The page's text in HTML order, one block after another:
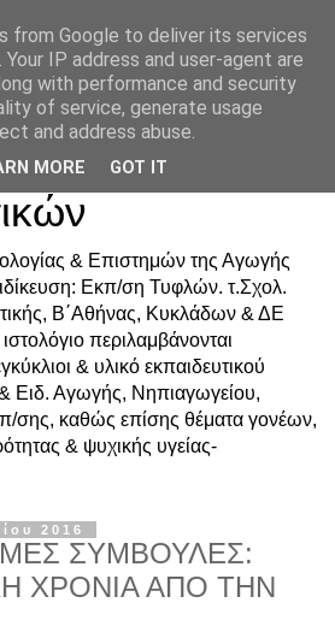
&
Γονέων &
& Επιστημών της Αγωγής
Εκπ/ση Τυφλών. τ.Σχολ.
Β΄Αθήνας, Κυκλάδων & ΔΕ
περιλαμβάνονται
& υλικό εκπαιδευτικού
Ειδ. Αγωγής, Νηπιαγωγείου,
σης, καθώς επίσης θέματα γονέων,
& ψυχικής υγείας-
2016
ΣΥΜΒΟΥΛΕΣ:
ΧΡΟΝΙΑ ΑΠΟ ΤΗΝ
from Google to deliver its services
IP address and user-agent are
with performance and security
of service, generate usage
and address abuse.
MORE GOT IT